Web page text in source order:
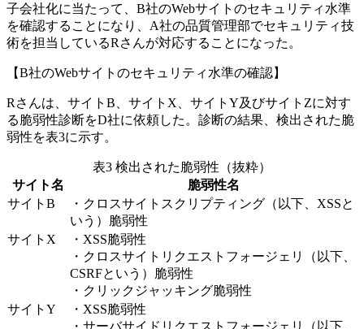
子会社化に当たって、B社のWebサイトのセキュリティ水準
を確認することになり、A社の品質管理部でセキュリティ技
術を担当しているRさんが対応することになった。
【B社のWebサイトのセキュリティ水準の確認】
Rさんは、サイトB、サイトX、サイトY及びサイトZに対す
る脆弱性診断をD社に依頼した。診断の結果、検出された脆
弱性を表3に示す。
表3 検出された脆弱性（抜粋）
サイト名
脆弱性名
サイトB
・クロスサイトスクリプティング（以下、XSSと
いう）脆弱性
サイトX
・XSS脆弱性
・クロスサイトリクエストフォージェリ（以下、
CSRFという）脆弱性
・クリックジャッキング脆弱性
サイトY
・XSS脆弱性
・サーバサイドリクエストフォージェリ（以下、